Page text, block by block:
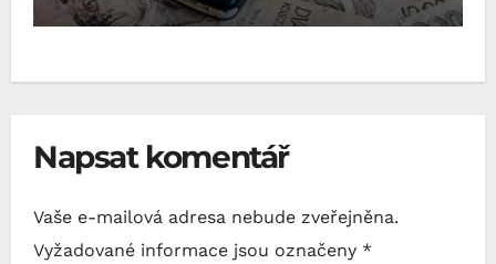
Napsat komentář
Vaše e-mailová adresa nebude zveřejněna.
Vyžadované informace jsou označeny *